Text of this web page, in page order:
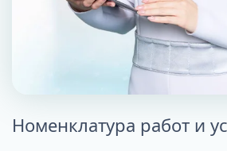
Номенклатура работ и